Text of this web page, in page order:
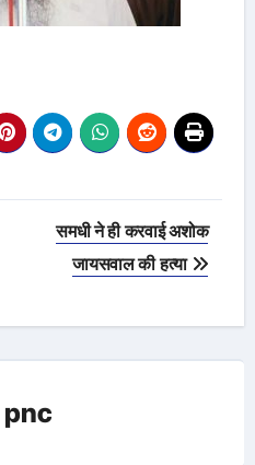
समधी ने ही करवाई अशोक
जायसवाल की हत्या
pnc